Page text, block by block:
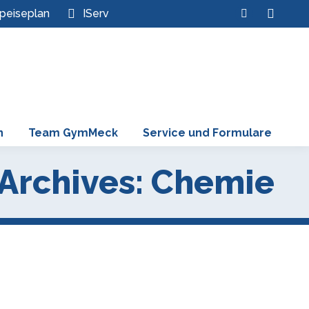
IServ
Instagram
Search:
Team GymMeck Service und Formulare
Chemie